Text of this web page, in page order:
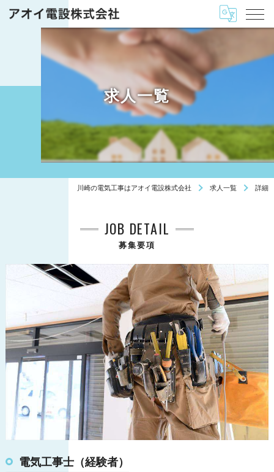
求人一覧
川崎の電気工事はアオイ電設株式会社 求人一覧 詳細
募集要項
JOB DETAIL
電気工事士（経験者）